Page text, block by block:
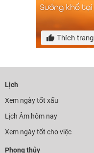
Thích trang
Lịch
Xem ngày tốt xấu
Lịch Âm hôm nay
Xem ngày tốt cho việc
Phong thủy